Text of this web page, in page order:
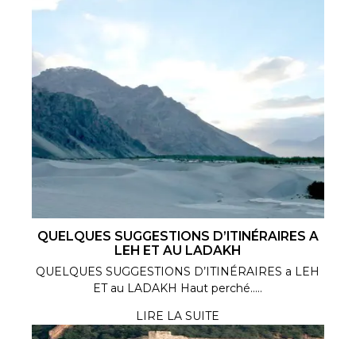
QUELQUES SUGGESTIONS D’ITINÉRAIRES A
LEH ET AU LADAKH
QUELQUES SUGGESTIONS D’ITINÉRAIRES a LEH
ET au LADAKH Haut perché.....
LIRE LA SUITE